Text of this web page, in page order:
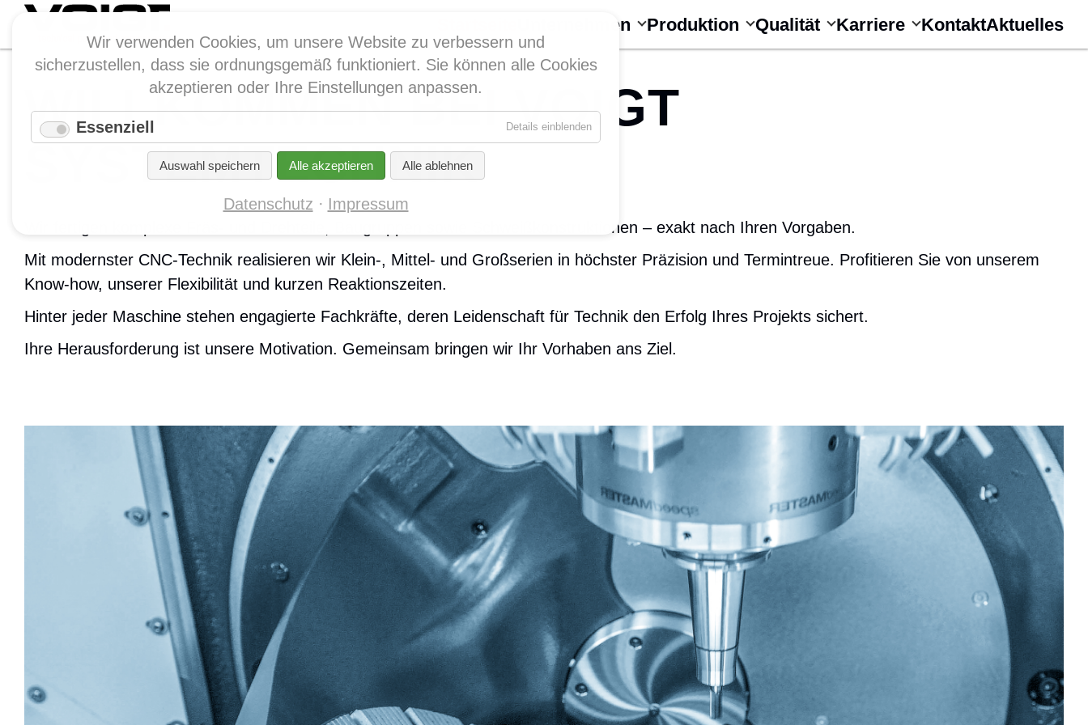
Wir verwenden Cookies, um unsere Website zu verbessern und
sicherzustellen, dass sie ordnungsgemäß funktioniert. Sie können alle Cookies
akzeptieren oder Ihre Einstellungen anpassen.
Essenziell Details einblendenfür
Auswahl speichern Alle akzeptieren Alle ablehnen
Datenschutz Impressum
Unternehmen Produktion Qualität Karriere KontaktAktuelles
WILLKOMMEN BEI VOIGT
SYSTEMTECHNIK
Wir fertigen komplexe Fräs- und Drehteile, Baugruppen sowie Schweißkonstruktionen – exakt nach Ihren Vorgaben.
Mit modernster CNC-Technik realisieren wir Klein-, Mittel- und Großserien in höchster Präzision und Termintreue. Profitieren Sie von unserem
Know-how, unserer Flexibilität und kurzen Reaktionszeiten.
Hinter jeder Maschine stehen engagierte Fachkräfte, deren Leidenschaft für Technik den Erfolg Ihres Projekts sichert.
Ihre Herausforderung ist unsere Motivation. Gemeinsam bringen wir Ihr Vorhaben ans Ziel.